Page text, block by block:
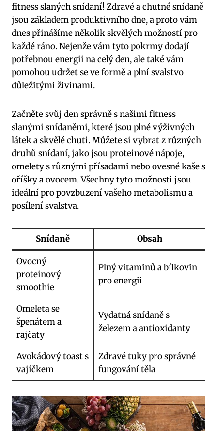
fitness slaných snídaní! Zdravé a chutné snídaně
jsou základem produktivního dne, a proto vám
dnes přinášíme několik skvělých možností pro
každé ráno. Nejenže vám tyto pokrmy dodají
potřebnou energii na celý den, ale také vám
pomohou udržet se ve formě a plní svalstvo
důležitými živinami.
Začněte svůj den správně s našimi fitness
slanými snídaněmi, které jsou plné výživných
látek a skvělé chuti. Můžete si vybrat z různých
druhů snídaní, jako jsou proteinové nápoje,
omelety s různými přísadami nebo ovesné kaše s
oříšky a ovocem. Všechny tyto možnosti jsou
ideální pro povzbuzení vašeho metabolismu a
posílení svalstva.
Snídaně Obsah
Ovocný
proteinový
smoothie
Plný vitaminů a bílkovin
pro energii
Omeleta se
špenátem a
rajčaty
Vydatná snídaně s
železem a antioxidanty
Avokádový toast s
vajíčkem
Zdravé tuky pro správné
fungování těla